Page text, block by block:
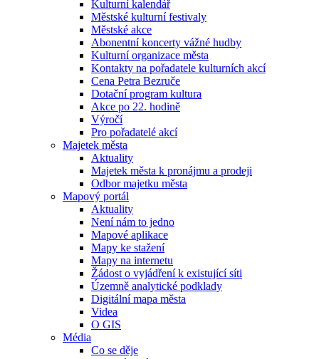
Kulturní kalendář
Městské kulturní festivaly
Městské akce
Abonentní koncerty vážné hudby
Kulturní organizace města
Kontakty na pořadatele kulturních akcí
Cena Petra Bezruče
Dotační program kultura
Akce po 22. hodině
Výročí
Pro pořadatelé akcí
Majetek města
Aktuality
Majetek města k pronájmu a prodeji
Odbor majetku města
Mapový portál
Aktuality
Není nám to jedno
Mapové aplikace
Mapy ke stažení
Mapy na internetu
Žádost o vyjádření k existující síti
Územně analytické podklady
Digitální mapa města
Videa
O GIS
Média
Co se děje